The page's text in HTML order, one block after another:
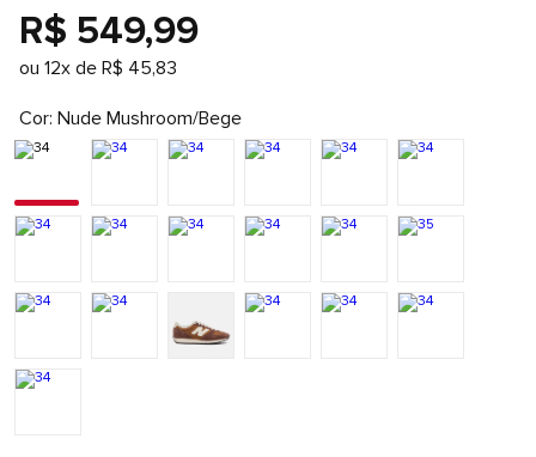
R$ 549,99
ou 12x de R$ 45,83
Cor Nude Mushroom/Bege